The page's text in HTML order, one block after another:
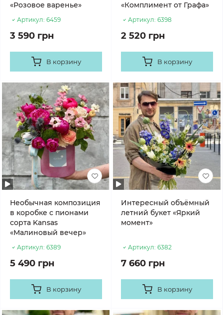
«Розовое варенье»
Артикул: 6459
3 590 грн
В корзину
«Комплимент от Графа»
Артикул: 6398
2 520 грн
В корзину
Необычная композиция
в коробке с пионами
сорта Kansas
«Малиновый вечер»
Артикул: 6389
5 490 грн
В корзину
Интересный объёмный
летний букет «Яркий
момент»
Артикул: 6382
7 660 грн
В корзину